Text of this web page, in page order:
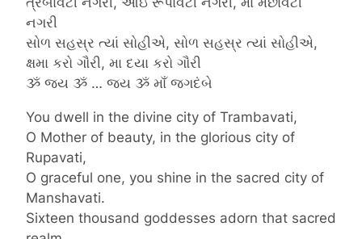
નગરી
સોળ સહસ્ર ત્યાં સોહીએ, સોળ સહસ્ર ત્યાં સોહીએ,
ક્ષમા કરો ગૌરી, મા દયા કરો ગૌરી
ૐ જય ૐ … જય ૐ માઁ જગદંબે
You dwell in the divine city of Trambavati,
O Mother of beauty, in the glorious city of
Rupavati,
O graceful one, you shine in the sacred city of
Manshavati.
Sixteen thousand goddesses adorn that sacred